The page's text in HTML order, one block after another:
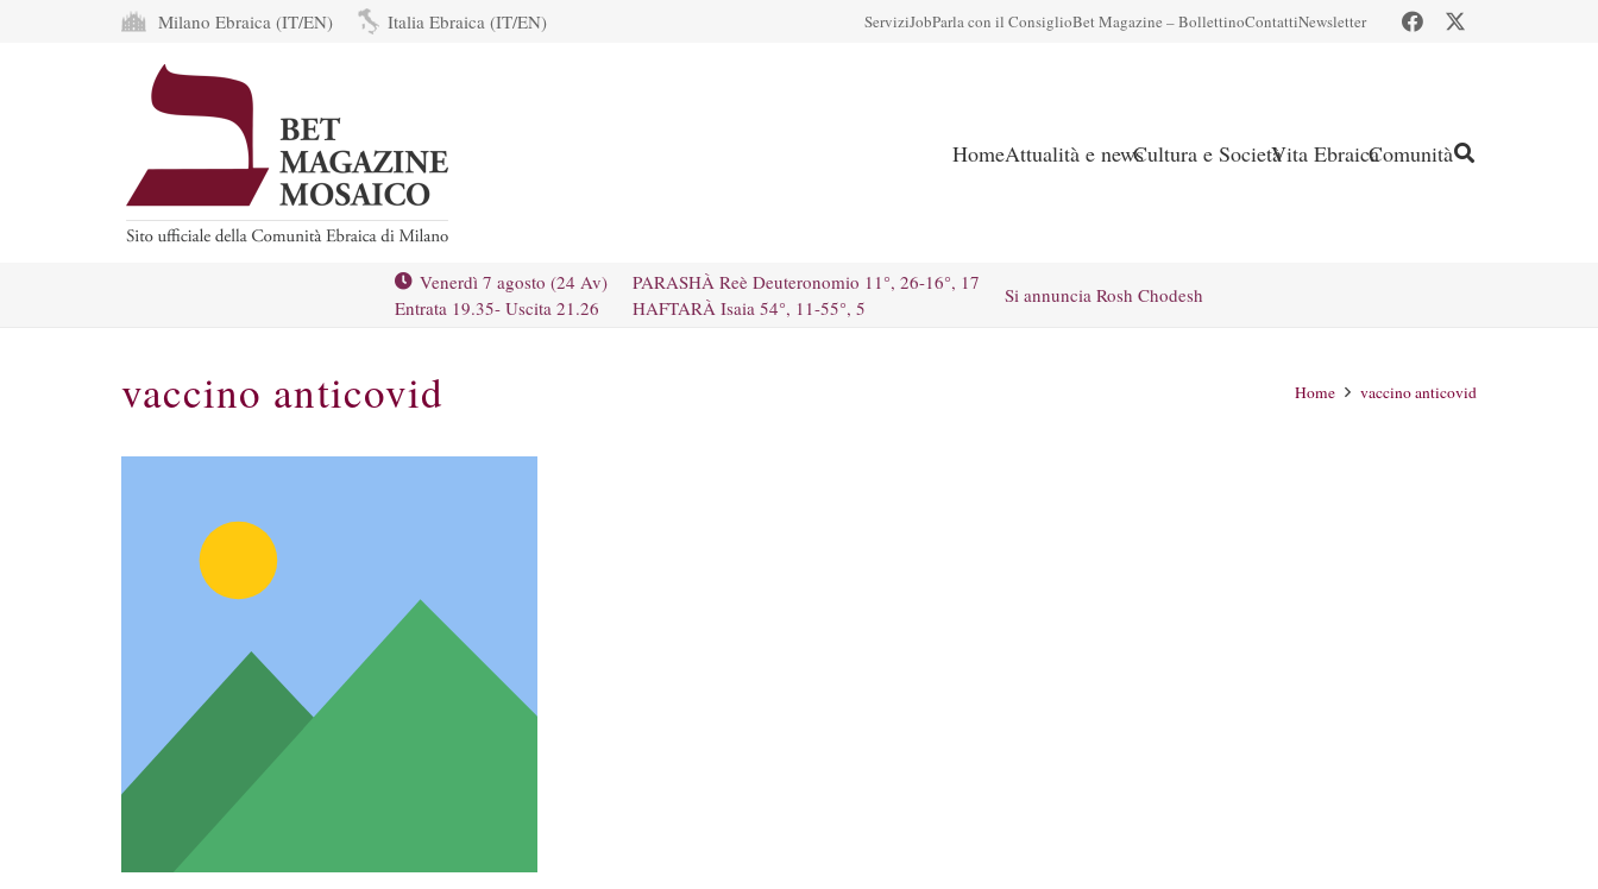
Milano Ebraica (IT/EN) Italia Ebraica (IT/EN) ServiziJobParla con il ConsiglioBet Magazine – BollettinoContattiNewsletter
HomeAttualità e newsCultura e SocietàVita EbraicaComunità
Venerdì 7 agosto (24 Av)
Entrata 19.35- Uscita 21.26
PARASHÀ Reè Deuteronomio 11°, 26-16°, 17
HAFTARÀ Isaia 54°, 11-55°, 5
Si annuncia Rosh Chodesh
vaccino anticovid Home vaccino anticovid